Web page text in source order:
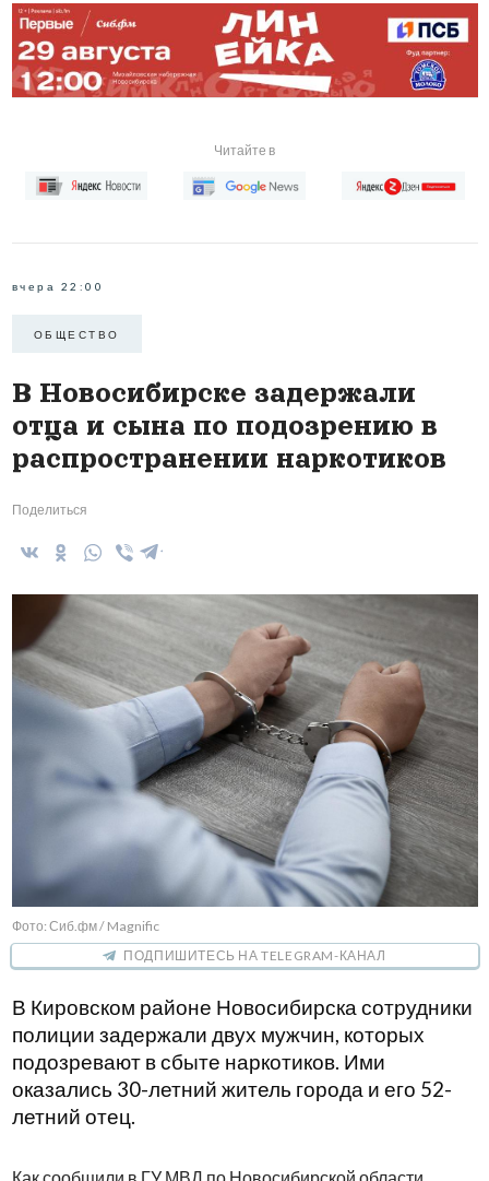
Читайте в
вчера 22:00
ОБЩЕСТВО
В Новосибирске задержали
отца и сына по подозрению в
распространении наркотиков
Поделиться
Фото: Сиб.фм / Magnific
ПОДПИШИТЕСЬ НА TELEGRAM-КАНАЛ
В Кировском районе Новосибирска сотрудники
полиции задержали двух мужчин, которых
подозревают в сбыте наркотиков. Ими
оказались 30-летний житель города и его 52-
летний отец.